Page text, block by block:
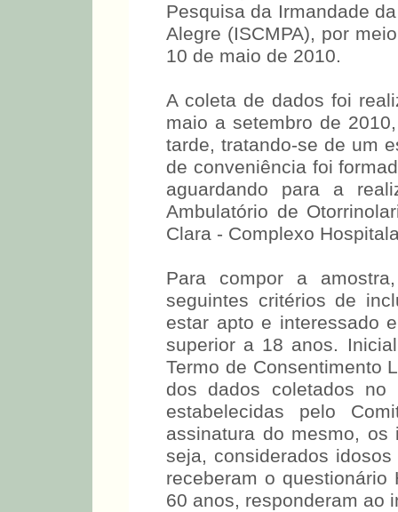
A execução do trabalho
Pesquisa da Irmandade
Alegre (ISCMPA), por
A coleta de dados foi
maio a setembro de
tarde, tratando-se de um
de conveniência foi
aguardando para a
Ambulatório de
Para compor a
seguintes critérios de
estar apto e interessado
superior a 18 anos.
Termo de Consentimento
dos dados coletados
estabelecidas pelo
assinatura do mesmo,
seja, considerados
receberam o